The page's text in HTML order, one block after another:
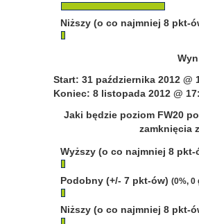
Niższy (o co najmniej 8 pkt-
Start: 31 października 2012 @
Koniec: 8 listopada 2012 @
Jaki będzie poziom FW20
zamknięcia
Wyższy (o co najmniej 8
Podobny (+/- 7 pkt-ów) (0%, 0
Niższy (o co najmniej 8 pkt-